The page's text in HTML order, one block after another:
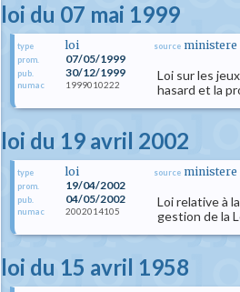
loi du 07 mai 1999
type loi
prom. 07/05/1999
pub. 30/12/1999
numac 1999010222
source ministere
Loi sur les
hasard et la
loi du 19 avril 2002
type loi
prom. 19/04/2002
pub. 04/05/2002
numac 2002014105
source ministere
Loi relative à
gestion de la
loi du 15 avril 1958